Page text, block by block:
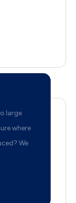
large
where
We